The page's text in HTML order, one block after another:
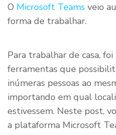
O Microsoft Teams veio
forma de trabalhar.
Para trabalhar de casa,
ferramentas que
inúmeras pessoas ao
importando em qual
estivessem. Neste post,
a plataforma Microsoft